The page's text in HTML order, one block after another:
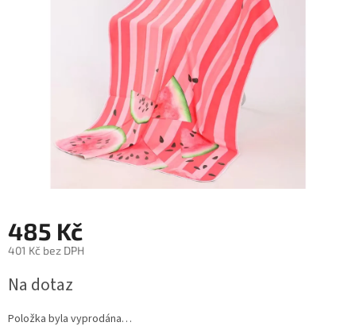
485 Kč
401 Kč bez DPH
Na dotaz
Položka byla vyprodána…